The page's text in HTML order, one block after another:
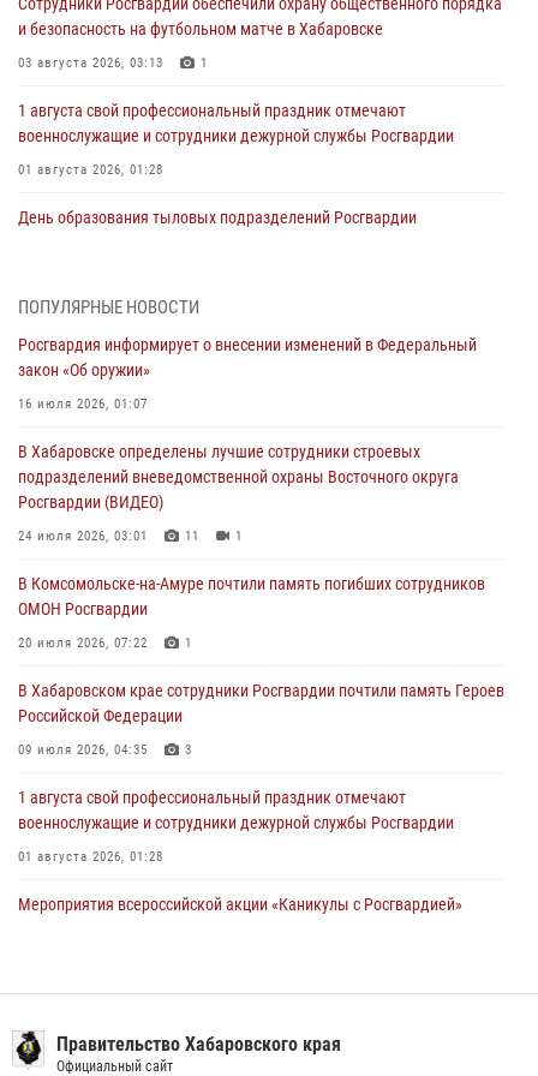
и безопасность на футбольном матче в Хабаровске
03 августа 2026, 03:13 1
1 августа свой профессиональный праздник отмечают
военнослужащие и сотрудники дежурной службы Росгвардии
01 августа 2026, 01:28
День образования тыловых подразделений Росгвардии
В Управлении Росгвардии по Хабаровскому краю состоялось
избирательного права
31 июля 2026, 03:26
женщине, потерявшей сознание во время массового мероприятия
29 июля 2026, 23:24 2
В Хабаровске продолжается акция «Каникулы с Росгвардией»
За прошедшую неделю в Хабаровском крае росгвардейцы провели
свыше 120 проверок условий хранения оружия
ПОПУЛЯРНЫЕ НОВОСТИ
Росгвардия информирует о внесении изменений в Федеральный
закон «Об оружии»
16 июля 2026, 01:07
В Хабаровске определены лучшие сотрудники строевых
подразделений вневедомственной охраны Восточного округа
Росгвардии (ВИДЕО)
24 июля 2026, 03:01 11 1
В Комсомольске-на-Амуре почтили память погибших сотрудников
ОМОН Росгвардии
20 июля 2026, 07:22 1
В Хабаровском крае сотрудники Росгвардии почтили память Героев
Российской Федерации
09 июля 2026, 04:35 3
1 августа свой профессиональный праздник отмечают
военнослужащие и сотрудники дежурной службы Росгвардии
01 августа 2026, 01:28
Мероприятия всероссийской акции «Каникулы с Росгвардией»
15 июля 2026, 00:27
Правительство Хабаровского края
Официальный сайт